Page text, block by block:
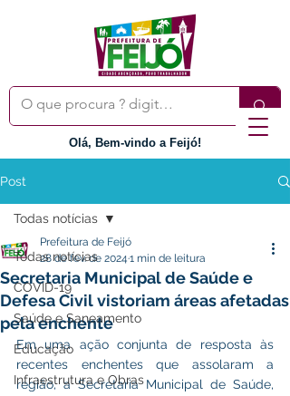
Olá, Bem-vindo a Feijó!
Post
Todas notícias
COVID-19
Saúde e Saneamento
Educação
Infraestrutura e Obras
Todas notícias
Secretaria Municipal de Saúde e
Defesa Civil vistoriam áreas afetadas
pela enchente
Prefeitura de Feijó
28 de fev. de 2024 1 min de leitura
Em uma ação conjunta de resposta às
recentes enchentes que assolaram a
região, a Secretaria Municipal de Saúde,